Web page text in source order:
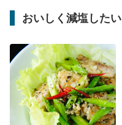
おいしく減塩したい